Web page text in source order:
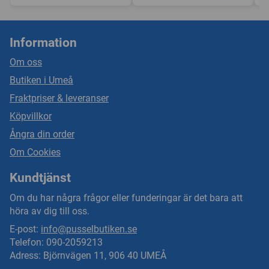
Information
Om oss
Butiken i Umeå
Fraktpriser & leveranser
Köpvillkor
Ångra din order
Om Cookies
Kundtjänst
Om du har några frågor eller funderingar är det bara att
höra av dig till oss.
E-post: info@pusselbutiken.se
Telefon: 090-2059213
Adress: Björnvägen 11, 906 40 UMEÅ